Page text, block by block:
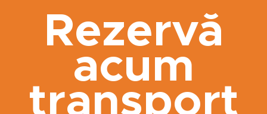
Rezervă
acum
transport